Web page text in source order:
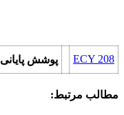
پوشش پایانی ECY 208
مطالب مرتبط: